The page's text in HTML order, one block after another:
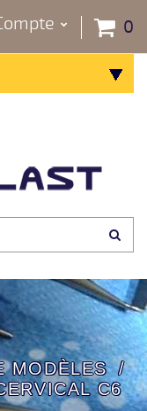
0
MODÈLES
C6